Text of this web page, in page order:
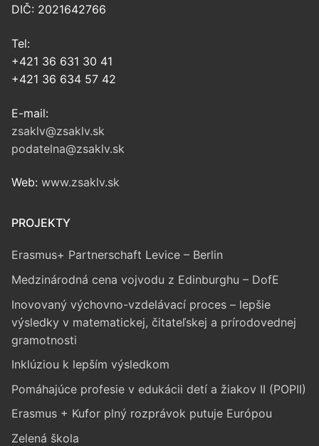
DIČ: 2021642766
Tel:
+421 36 631 30 41
+421 36 634 57 42
E-mail:
zsaklv@zsaklv.sk
podatelna@zsaklv.sk
Web: www.zsaklv.sk
PROJEKTY
Erasmus+ Partnerschaft Levice – Berlin
Medzinárodná cena vojvodu z Edinburghu – DofE
Inovovaný výchovno-vzdelávací proces – lepšie
výsledky v matematickej, čitateľskej a prírodovednej
gramotnosti
Inklúziou k lepším výsledkom
Pomáhajúce profesie v edukácii detí a žiakov II (POPII)
Erasmus + Kufor plný rozprávok putuje Európou
Zelená škola